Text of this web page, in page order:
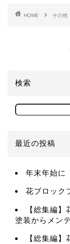
HOME その他
検索
最近の投稿
年末年始に
花ブロック
【総集編
塗装からメン
【総集編